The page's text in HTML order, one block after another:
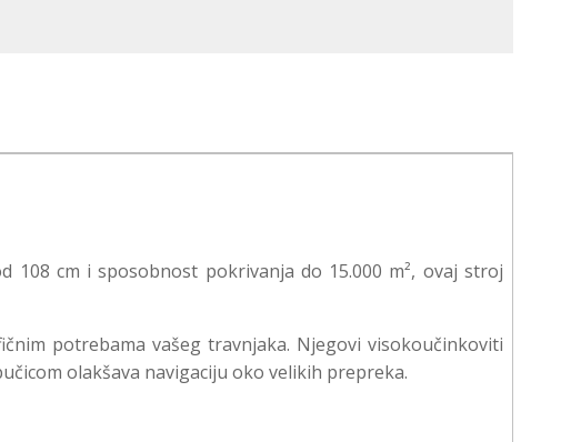
108 cm i sposobnost pokrivanja do 15.000 m², ovaj stroj
potrebama vašeg travnjaka. Njegovi visokoučinkoviti
olakšava navigaciju oko velikih prepreka.